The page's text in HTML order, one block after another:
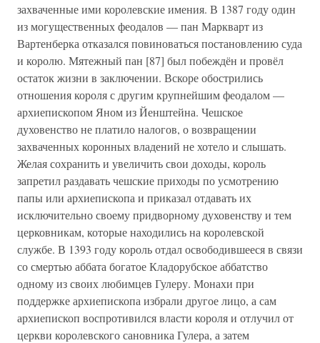
захваченные ими королевские имения. В 1387 году один
из могущественных феодалов — пан Маркварт из
Вартенберка отказался повиноваться постановлению суда
и королю. Мятежный пан [87] был побеждён и провёл
остаток жизни в заключении. Вскоре обострились
отношения короля с другим крупнейшим феодалом —
архиепископом Яном из Йенштейна. Чешское
духовенство не платило налогов, о возвращении
захваченных коронных владений не хотело и слышать.
Желая сохранить и увеличить свои доходы, король
запретил раздавать чешские приходы по усмотрению
папы или архиепископа и приказал отдавать их
исключительно своему придворному духовенству и тем
церковникам, которые находились на королевской
службе. В 1393 году король отдал освободившееся в связи
со смертью аббата богатое Кладорубское аббатство
одному из своих любимцев Гулеру. Монахи при
поддержке архиепископа избрали другое лицо, а сам
архиепископ воспротивился власти короля и отлучил от
церкви королевского сановника Гулера, а затем